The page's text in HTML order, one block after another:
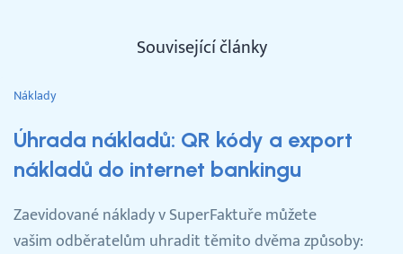
Související články
Náklady
Úhrada nákladů: QR kódy a export
nákladů do internet bankingu
Zaevidované náklady v SuperFaktuře můžete
vašim odběratelům uhradit těmito dvěma způsoby: